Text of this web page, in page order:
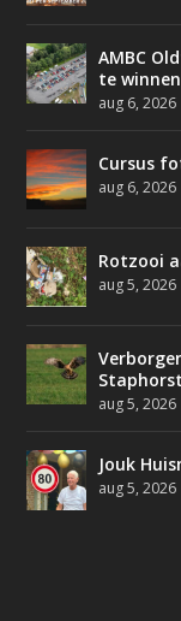
AMBC
te
aug 6, 2026
Cursus
aug 6, 2026
Rotzooi
aug 5, 2026
aug 5, 2026
Jouk
aug 5, 2026